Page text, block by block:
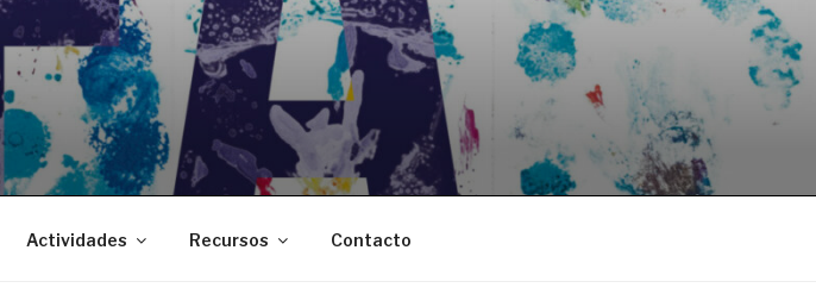
Actividades Recursos Contacto